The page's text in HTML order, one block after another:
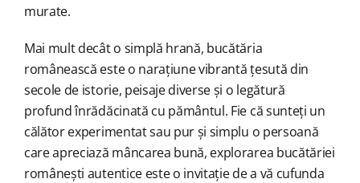
murate.
Mai mult decât o simplă hrană, bucătăria
românească este o narațiune vibrantă țesută din
secole de istorie, peisaje diverse și o legătură
profund înrădăcinată cu pământul. Fie că sunteți un
călător experimentat sau pur și simplu o persoană
care apreciază mâncarea bună, explorarea bucătăriei
românești autentice este o invitație de a vă cufunda